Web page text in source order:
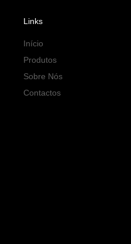
Links
Início
Produtos
Sobre Nós
Contactos